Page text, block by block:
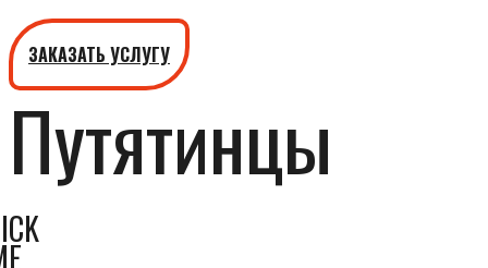
ЗАКАЗАТЬ УСЛУГУ
Путятинцы